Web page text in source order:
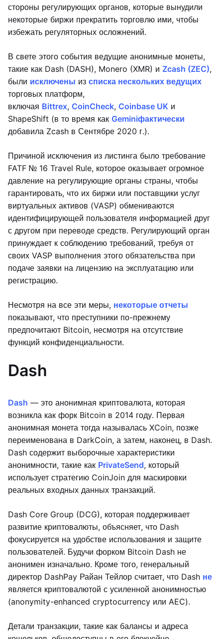
стороны регулирующих органов, которые вынудили
некоторые биржи прекратить торговлю ими, чтобы
избежать регуляторных осложнений.
В свете этого события ведущие анонимные монеты,
такие как Dash (DASH), Monero (XMR) и Zcash (ZEC),
были исключены из списка нескольких ведущих
торговых платформ,
включая Bittrex, CoinCheck, Coinbase UK и
ShapeShift (в то время как Geminiфактически
добавила Zcash в Сентябре 2020 г.).
Причиной исключения из листинга было требование
FATF № 16 Travel Rule, которое оказывает огромное
давление на регулирующие органы страны, чтобы
гарантировать, что их биржи или поставщики услуг
виртуальных активов (VASP) обмениваются
идентифицирующей пользователя информацией друг
с другом при переводе средств. Регулирующий орган
принуждает к соблюдению требований, требуя от
своих VASP выполнения этого обязательства при
подаче заявки на лицензию на эксплуатацию или
регистрацию.
Несмотря на все эти меры, некоторые отчеты
показывают, что преступники по-прежнему
предпочитают Bitcoin, несмотря на отсутствие
функций конфиденциальности.
Dash
Dash — это анонимная криптовалюта, которая
возникла как форк Bitcoin в 2014 году. Первая
анонимная монета тогда называлась XCoin, позже
переименована в DarkCoin, а затем, наконец, в Dash.
Dash содержит выборочные характеристики
анонимности, такие как PrivateSend, который
использует стратегию CoinJoin для маскировки
реальных входных данных транзакций.
Dash Core Group (DCG), которая поддерживает
развитие криптовалюты, объясняет, что Dash
фокусируется на удобстве использования и защите
пользователей. Будучи форком Bitcoin Dash не
анонимен изначально. Кроме того, генеральный
директор DashPay Райан Тейлор считает, что Dash не
является криптовалютой с усиленной анонимностью
(anonymity-enhanced cryptocurrency или AEC).
Детали транзакции, такие как балансы и адреса